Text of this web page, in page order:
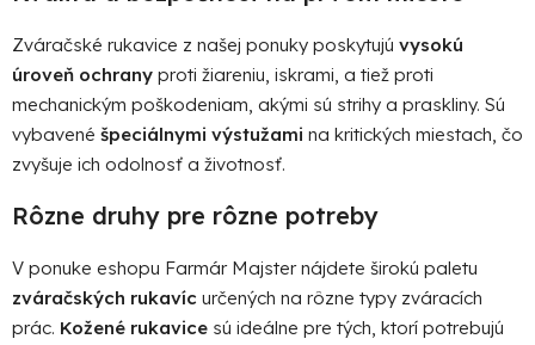
Zváračské rukavice z našej ponuky poskytujú vysokú
úroveň ochrany proti žiareniu, iskrami, a tiež proti
mechanickým poškodeniam, akými sú strihy a praskliny. Sú
vybavené špeciálnymi výstužami na kritických miestach, čo
zvyšuje ich odolnosť a životnosť.
Rôzne druhy pre rôzne potreby
V ponuke eshopu Farmár Majster nájdete širokú paletu
zváračských rukavíc určených na rôzne typy zváracích
prác. Kožené rukavice sú ideálne pre tých, ktorí potrebujú